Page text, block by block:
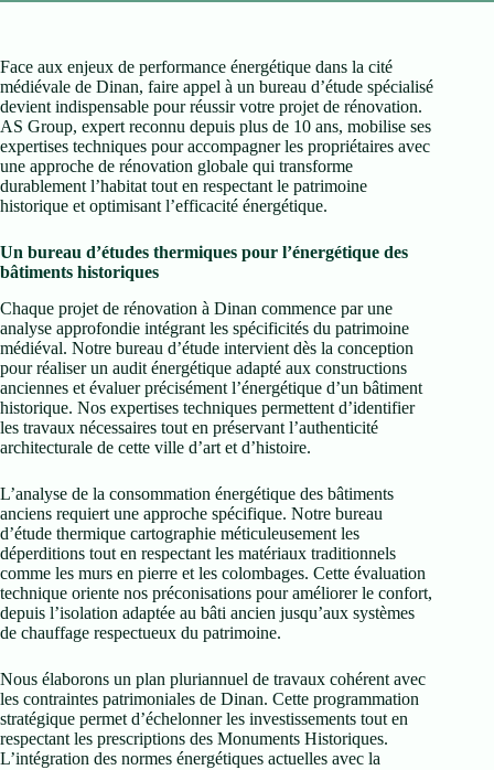
Face aux enjeux de performance énergétique dans la cité
médiévale de Dinan, faire appel à un bureau d’étude spécialisé
devient indispensable pour réussir votre projet de rénovation.
AS Group, expert reconnu depuis plus de 10 ans, mobilise ses
expertises techniques pour accompagner les propriétaires avec
une approche de rénovation globale qui transforme
durablement l’habitat tout en respectant le patrimoine
historique et optimisant l’efficacité énergétique.
Un bureau d’études thermiques pour l’énergétique des
bâtiments historiques
Chaque projet de rénovation à Dinan commence par une
analyse approfondie intégrant les spécificités du patrimoine
médiéval. Notre bureau d’étude intervient dès la conception
pour réaliser un audit énergétique adapté aux constructions
anciennes et évaluer précisément l’énergétique d’un bâtiment
historique. Nos expertises techniques permettent d’identifier
les travaux nécessaires tout en préservant l’authenticité
architecturale de cette ville d’art et d’histoire.
L’analyse de la consommation énergétique des bâtiments
anciens requiert une approche spécifique. Notre bureau
d’étude thermique cartographie méticuleusement les
déperditions tout en respectant les matériaux traditionnels
comme les murs en pierre et les colombages. Cette évaluation
technique oriente nos préconisations pour améliorer le confort,
depuis l’isolation adaptée au bâti ancien jusqu’aux systèmes
de chauffage respectueux du patrimoine.
Nous élaborons un plan pluriannuel de travaux cohérent avec
les contraintes patrimoniales de Dinan. Cette programmation
stratégique permet d’échelonner les investissements tout en
respectant les prescriptions des Monuments Historiques.
L’intégration des normes énergétiques actuelles avec la